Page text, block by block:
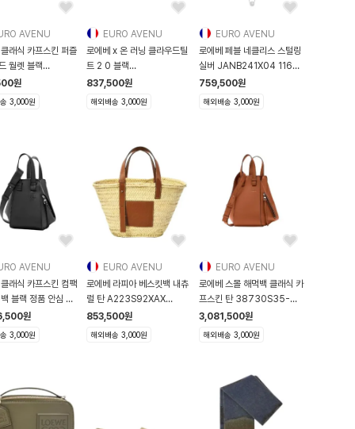
AVENU
래식 카프스킨 퍼즐
월렛 블랙
11
원
3,000원
EURO AVENU
로에베 x 온 러닝 클라우드틸
트 2 0 블랙
3WE10870553
837,500원
해외배송 3,000원
EURO AVENU
로에베 페블 네클리스 스털링
실버 JANB241X04 1160
JANB241X04-1160
759,500원
해외배송 3,000원
AVENU
래식 카프스킨 컴팩
블랙 정품 안심 거
원
3,000원
EURO AVENU
로에베 라피아 베스킷백 내츄
럴 탄 A223S92XAX
2435 A223S92XAX-
2435
853,500원
해외배송 3,000원
EURO AVENU
로에베 스몰 해먹백 클래식 카
프스킨 탄 38730S35-
2530
3,081,500원
해외배송 3,000원